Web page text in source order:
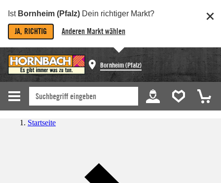
Ist Bornheim (Pfalz) Dein richtiger Markt?
JA, RICHTIG Anderen Markt wählen
Bornheim (Pfalz)
Startseite